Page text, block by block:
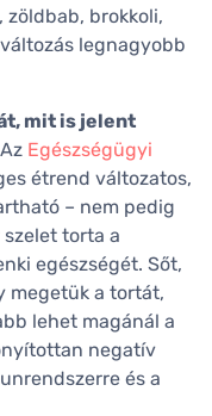
brokkoli,
legnagyobb
mit is jelent
Egészségügyi
étrend változatos,
– nem pedig
torta a
egészségét. Sőt,
megetük a tortát,
lehet magánál a
negatív
és a